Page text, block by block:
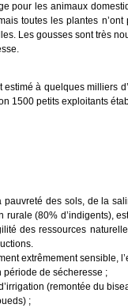
pour les animaux
toutes les plantes
Les gousses sont très
à quelques milliers
1500 petits exploitants
des sols, de la
rurale (80% d’indigents),
des ressources
extrêmement sensible,
de sécheresse ;
(remontée du
;